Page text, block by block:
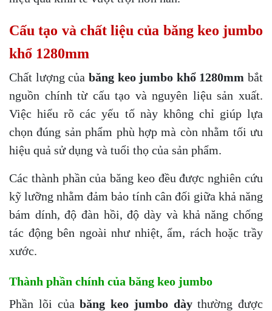
Cấu tạo và chất liệu của băng keo jumbo
khổ 1280mm
Chất lượng của băng keo jumbo khổ 1280mm bắt
nguồn chính từ cấu tạo và nguyên liệu sản xuất.
Việc hiểu rõ các yếu tố này không chỉ giúp lựa
chọn đúng sản phẩm phù hợp mà còn nhằm tối ưu
hiệu quả sử dụng và tuổi thọ của sản phẩm.
Các thành phần của băng keo đều được nghiên cứu
kỹ lưỡng nhằm đảm bảo tính cân đối giữa khả năng
bám dính, độ đàn hồi, độ dày và khả năng chống
tác động bên ngoài như nhiệt, ẩm, rách hoặc trầy
xước.
Thành phần chính của băng keo jumbo
Phần lõi củabăng keo jumbo dàythường được